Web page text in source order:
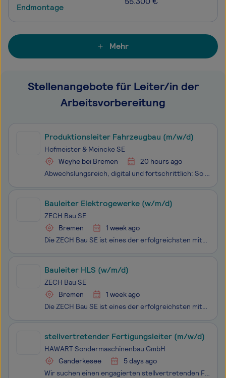
Endmontage
Mehr
Stellenangebote für Leiter/in der
Arbeitsvorbereitung
Produktionsleiter Fahrzeugbau (m/w/d)
Hofmeister & Meincke SE
Weyhe bei Bremen
20 hours ago
Abwechslungsreich, digital und fortschrittlich: So arbeiten wir in der FRICKE Gruppe. Mit über 4.000 Mitarbeitenden - verteilt auf 107 Standorte in 28 Ländern – ist unser gemeinsames Ziel, unseren Kunden hochwertige Ersatzteile, hervorragende Maschinen und erstklassigen Service zu bieten. Unser
Bauleiter Elektrogewerke (w/m/d)
ZECH Bau SE
Bremen
1 week ago
Die ZECH Bau SE ist eines der erfolgreichsten mittelständischen, inhabergeführten deutschen Bauunternehmen. Mit einem breiten Leistungsspektrum, technischer Kompetenz und einer hohen Fertigungstiefe setzt sie Maßstäbe im schlüsselfertigen Bauen und realisiert anspruchsvolle Hochbauprojekte. Die ZECH
Bauleiter HLS (w/m/d)
ZECH Bau SE
Bremen
1 week ago
Die ZECH Bau SE ist eines der erfolgreichsten mittelständischen, inhabergeführten deutschen Bauunternehmen. Mit einem breiten Leistungsspektrum, technischer Kompetenz und einer hohen Fertigungstiefe setzt sie Maßstäbe im schlüsselfertigen Bauen und realisiert anspruchsvolle Hochbauprojekte. Die ZECH
stellvertretender Fertigungsleiter (m/w/d)
HAWART Sondermaschinenbau GmbH
Ganderkesee
5 days ago
Wir suchen einen engagierten stellvertretenden Fertigungsleiter (m/w/d) für unser Unternehmen. In dieser Schlüsselposition unterstützt du die Fertigungsleitung und trägst zur Optimierung unserer Produktionsprozesse bei. Wenn du eine Leidenschaft für das Handwerk hast und über Führungsqualitäten verf